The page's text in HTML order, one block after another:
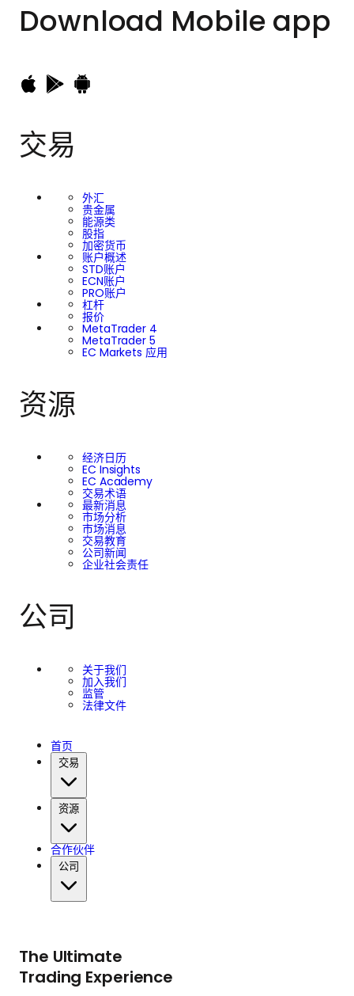
Download Mobile app
交易
外汇
贵金属
能源类
股指
加密货币
账户概述
STD账户
ECN账户
PRO账户
杠杆
报价
MetaTrader 4
MetaTrader 5
EC Markets 应用
资源
经济日历
EC Insights
EC Academy
交易术语
最新消息
市场分析
市场消息
交易教育
公司新闻
企业社会责任
公司
关于我们
加入我们
监管
法律文件
首页
交易
资源
合作伙伴
公司
The Ultimate
Trading Experience